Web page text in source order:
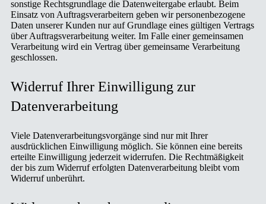
sonstige Rechtsgrundlage die Datenweitergabe erlaubt. Beim
Einsatz von Auftragsverarbeitern geben wir personenbezogene
Daten unserer Kunden nur auf Grundlage eines gültigen Vertrags
über Auftragsverarbeitung weiter. Im Falle einer gemeinsamen
Verarbeitung wird ein Vertrag über gemeinsame Verarbeitung
geschlossen.
Widerruf Ihrer Einwilligung zur
Datenverarbeitung
Viele Datenverarbeitungsvorgänge sind nur mit Ihrer
ausdrücklichen Einwilligung möglich. Sie können eine bereits
erteilte Einwilligung jederzeit widerrufen. Die Rechtmäßigkeit
der bis zum Widerruf erfolgten Datenverarbeitung bleibt vom
Widerruf unberührt.